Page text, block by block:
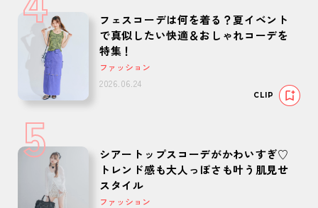
フェスコーデは何を着る？夏イベント
で真似したい快適＆おしゃれコーデを
特集！
ファッション
2026.06.24
CLIP
5
シアートップスコーデがかわいすぎ♡
トレンド感も大人っぽさも叶う肌見せ
スタイル
ファッション